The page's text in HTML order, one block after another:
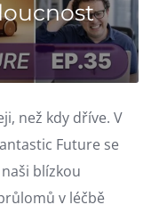
než kdy dříve. V
Future se
blízkou
v léčbě